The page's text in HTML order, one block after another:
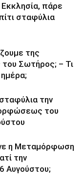
πάρε
σταφύλια
της
Σωτήρος; – Τι
ημέρα;
σταφύλια την
του
η Μεταμόρφωση
την
Αυγούστου;